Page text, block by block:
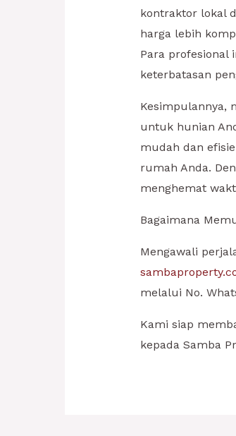
kontraktor lokal
harga lebih
Para profesional
keterbatasan
Kesimpulannya,
untuk hunian
mudah dan
rumah Anda.
menghemat
Bagaimana
Mengawali
melalui No.
Kami siap
kepada Samba